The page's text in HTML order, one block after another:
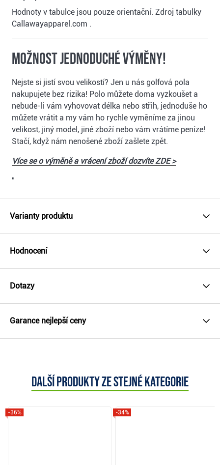
Hodnoty v tabulce jsou pouze orientační. Zdroj tabulky
Callawayapparel.com .
Možnost jednoduché výměny!
Nejste si jistí svou velikostí? Jen u nás golfová pola
nakupujete bez rizika! Polo můžete doma vyzkoušet a
nebude-li vám vyhovovat délka nebo střih, jednoduše ho
můžete vrátit a my vám ho rychle vyměníme za jinou
velikost, jiný model, jiné zboží nebo vám vrátíme peníze!
Stačí, když nám nenošené zboží zašlete zpět.
Více se o výměně a vrácení zboží dozvíte ZDE >
"
Varianty produktu
Hodnocení
Dotazy
Garance nejlepší ceny
Další produkty ze stejné kategorie
-36% -34%